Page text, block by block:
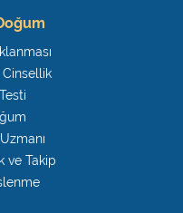
Cinsellik
ve Takip